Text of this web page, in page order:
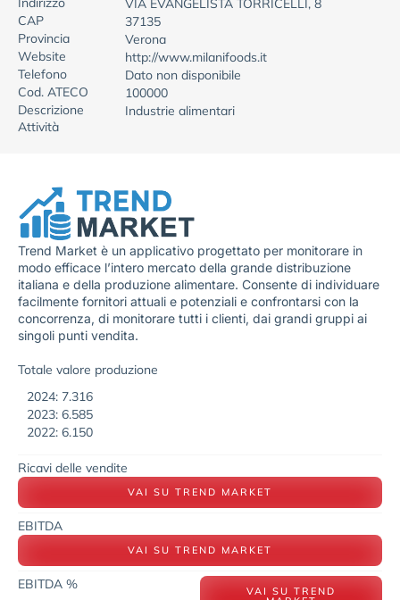
VIA EVANGELISTA TORRICELLI, 8
CAP
37135
Provincia
Verona
Website
http://www.milanifoods.it
Telefono
Dato non disponibile
Cod. ATECO
100000
Descrizione
Attività
Industrie alimentari
Trend Market è un applicativo progettato per monitorare in
modo efficace l’intero mercato della grande distribuzione
italiana e della produzione alimentare. Consente di individuare
facilmente fornitori attuali e potenziali e confrontarsi con la
concorrenza, di monitorare tutti i clienti, dai grandi gruppi ai
singoli punti vendita.
Totale valore produzione
2024: 7.316
2023: 6.585
2022: 6.150
Ricavi delle vendite
VAI SU TREND MARKET
EBITDA
VAI SU TREND MARKET
EBITDA % VAI SU TREND